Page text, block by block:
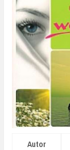
Autor